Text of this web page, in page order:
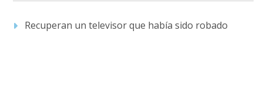
Recuperan un televisor que había sido robado